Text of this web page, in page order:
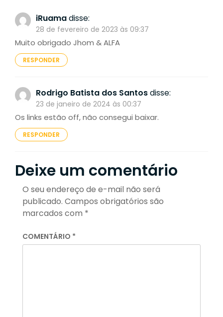
iRuamadisse:
28 de fevereiro de 2023 às 09:37
Muito obrigado Jhom & ALFA
RESPONDER
Rodrigo Batista dos Santosdisse:
23 de janeiro de 2024 às 00:37
Os links estão off, não consegui baixar.
RESPONDER
Deixe um comentário
O seu endereço de e-mail não será
publicado. Campos obrigatórios são
marcados com *
COMENTÁRIO *